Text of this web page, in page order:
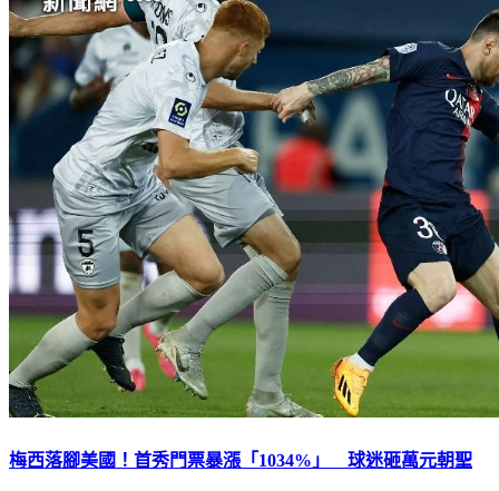
梅西落腳美國！首秀門票暴漲「1034%」 球迷砸萬元朝聖